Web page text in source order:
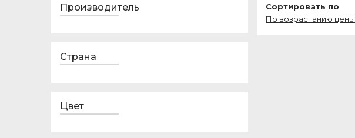
Производитель
Страна
Цвет
Сортировать по
По возрастанию цены